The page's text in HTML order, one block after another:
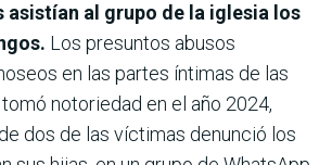
asistían al grupo de la iglesia los
Los presuntos abusos
en las partes íntimas de las
notoriedad en el año 2024,
dos de las víctimas denunció los